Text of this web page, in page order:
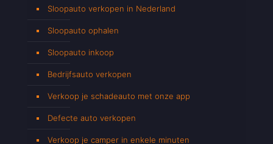
Sloopauto verkopen in Nederland
Sloopauto ophalen
Sloopauto inkoop
Bedrijfsauto verkopen
Verkoop je schadeauto met onze app
Defecte auto verkopen
Verkoop je camper in enkele minuten